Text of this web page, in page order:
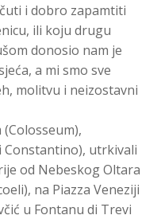
i dobro zapamtiti
ili koju drugu
donosio nam je
a mi smo sve
molitvu i neizostavni
Constantino), utrkivali
od Nebeskog Oltara
na Piazza Veneziji
u Fontanu di Trevi